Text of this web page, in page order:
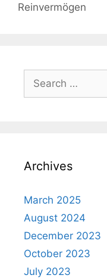
Reinvermögen
for:
Archives
March 2025
August 2024
December 2023
October 2023
July 2023